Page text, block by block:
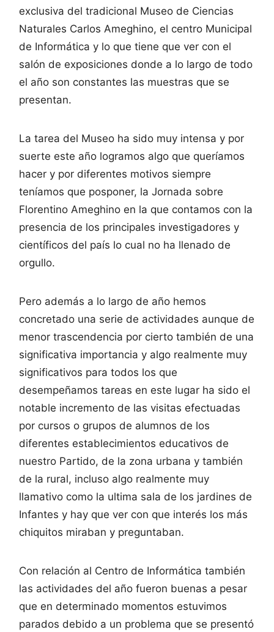
exclusiva del tradicional Museo de Ciencias
Naturales Carlos Ameghino, el centro Municipal
de Informática y lo que tiene que ver con el
salón de exposiciones donde a lo largo de todo
el año son constantes las muestras que se
presentan.
La tarea del Museo ha sido muy intensa y por
suerte este año logramos algo que queríamos
hacer y por diferentes motivos siempre
teníamos que posponer, la Jornada sobre
Florentino Ameghino en la que contamos con la
presencia de los principales investigadores y
científicos del país lo cual no ha llenado de
orgullo.
Pero además a lo largo de año hemos
concretado una serie de actividades aunque de
menor trascendencia por cierto también de una
significativa importancia y algo realmente muy
significativos para todos los que
desempeñamos tareas en este lugar ha sido el
notable incremento de las visitas efectuadas
por cursos o grupos de alumnos de los
diferentes establecimientos educativos de
nuestro Partido, de la zona urbana y también
de la rural, incluso algo realmente muy
llamativo como la ultima sala de los jardines de
Infantes y hay que ver con que interés los más
chiquitos miraban y preguntaban.
Con relación al Centro de Informática también
las actividades del año fueron buenas a pesar
que en determinado momentos estuvimos
parados debido a un problema que se presentó